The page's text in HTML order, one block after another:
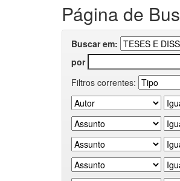
Página de
Buscar em:
por
Filtros correntes: